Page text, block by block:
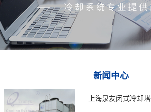
新闻中心
上海泉友闭式冷却塔